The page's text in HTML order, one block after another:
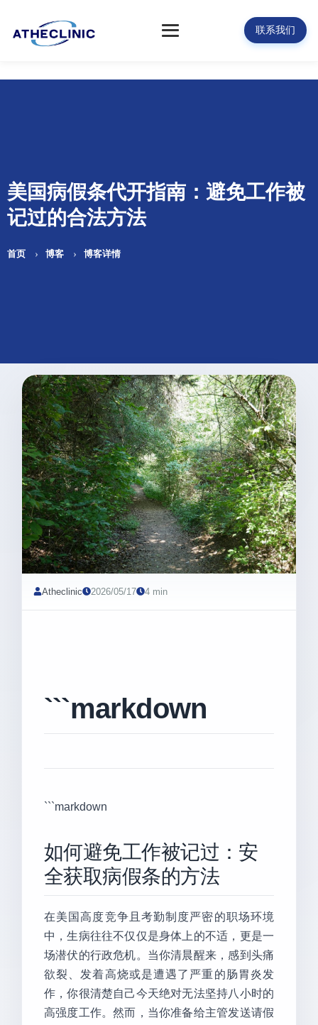
联系我们
美国病假条代开指南：避免工作被
记过的合法方法
首页 博客 博客详情
Atheclinic 2026/05/17 4 min
```markdown
```markdown
如何避免工作被记过：安
全获取病假条的方法
在美国高度竞争且考勤制度严密的职场环境
中，生病往往不仅仅是身体上的不适，更是一
场潜伏的行政危机。当你清晨醒来，感到头痛
欲裂、发着高烧或是遭遇了严重的肠胃炎发
作，你很清楚自己今天绝对无法坚持八小时的
高强度工作。然而，当你准备给主管发送请假